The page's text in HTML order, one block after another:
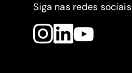
Siga nas redes sociais